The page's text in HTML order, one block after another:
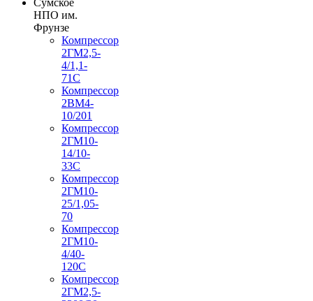
НПО им.
Фрунзе
Компрессор
2ГМ2,5-
4/1,1-
71С
Компрессор
2ВМ4-
10/201
Компрессор
2ГМ10-
14/10-
33С
Компрессор
2ГМ10-
25/1,05-
70
Компрессор
2ГМ10-
4/40-
120С
Компрессор
2ГМ2,5-